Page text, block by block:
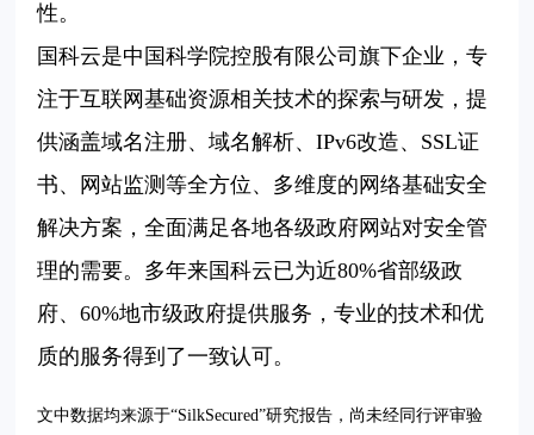
性。
国科云是中国科学院控股有限公司旗下企业，专
注于互联网基础资源相关技术的探索与研发，提
供涵盖域名注册、域名解析、IPv6改造、SSL证
书、网站监测等全方位、多维度的网络基础安全
解决方案，全面满足各地各级政府网站对安全管
理的需要。多年来国科云已为近80%省部级政
府、60%地市级政府提供服务，专业的技术和优
质的服务得到了一致认可。
文中数据均来源于“SilkSecured”研究报告，尚未经同行评审验